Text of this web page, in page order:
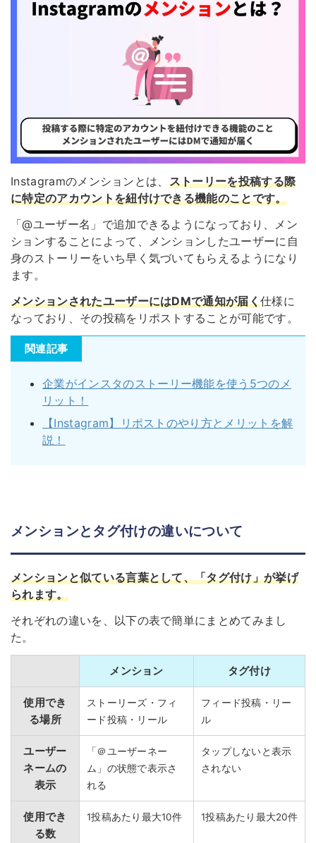
Instagramのメンションとは、 ストーリーを投稿する際
に特定のアカウントを紐付けできる機能のことです。
「@ユーザー名」で追加できるようになっており、メン
ションすることによって、メンションしたユーザーに自
身のストーリーをいち早く気づいてもらえるようになり
ます。
メンションされたユーザーにはDMで通知が届く仕様に
なっており、その投稿をリポストすることが可能です。
関連記事
企業がインスタのストーリー機能を使う5つのメ
リット！
【Instagram】リポストのやり方とメリットを解
説！
メンションとタグ付けの違いについて
メンションと似ている言葉として、「タグ付け」が挙げ
られます。
それぞれの違いを、以下の表で簡単にまとめてみまし
た。
メンション タグ付け
使用でき
る場所
ストーリーズ・フィ
ード投稿・リール
フィード投稿・リー
ル
ユーザー
ネームの
表示
「＠ユーザーネー
ム」の状態で表示さ
れる
タップしないと表示
されない
使用でき
る数
1投稿あたり最大10件 1投稿あたり最大20件